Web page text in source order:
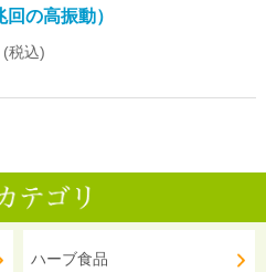
回の高振動）
(税込)
ハーブ食品